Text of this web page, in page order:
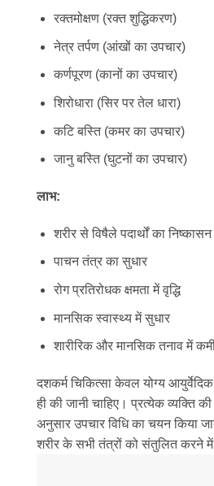
रक्तमोक्षण (रक्त शुद्धिकरण)
नेत्र तर्पण (आंखों का उपचार)
कर्णपूरण (कानों का उपचार)
शिरोधारा (सिर पर तेल धारा)
कटि बस्ति (कमर का उपचार)
जानु बस्ति (घुटनों का उपचार)
लाभ:
शरीर से विषैले पदार्थों का निष्कासन
पाचन तंत्र का सुधार
रोग प्रतिरोधक क्षमता में वृद्धि
मानसिक स्वास्थ्य में सुधार
शारीरिक और मानसिक तनाव में
दशकर्म चिकित्सा केवल योग्य
ही की जानी चाहिए। प्रत्येक व्यक्ति
अनुसार उपचार विधि का चयन किया
शरीर के सभी तंत्रों को संतुलित करने